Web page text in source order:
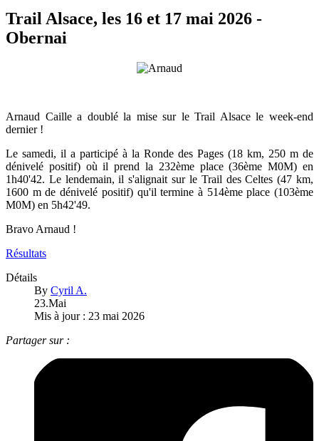
Trail Alsace, les 16 et 17 mai 2026 -
Obernai
Arnaud Caille a doublé la mise sur le Trail Alsace le week-end
dernier !
Le samedi, il a participé à la Ronde des Pages (18 km, 250 m de
dénivelé positif) où il prend la 232ème place (36ème M0M) en
1h40'42. Le lendemain, il s'alignait sur le Trail des Celtes (47 km,
1600 m de dénivelé positif) qu'il termine à 514ème place (103ème
M0M) en 5h42'49.
Bravo Arnaud !
Résultats
Détails
By Cyril A.
23.Mai
Mis à jour : 23 mai 2026
Partager sur :